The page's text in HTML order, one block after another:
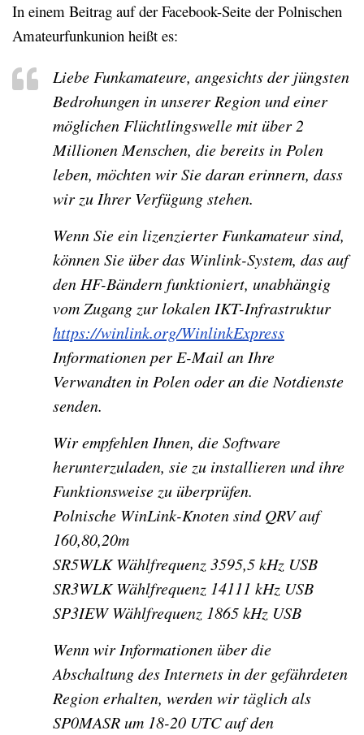
In einem Beitrag auf der Facebook-Seite der Polnischen
Amateurfunkunion heißt es:
Liebe Funkamateure, angesichts der jüngsten
Bedrohungen in unserer Region und einer
möglichen Flüchtlingswelle mit über 2
Millionen Menschen, die bereits in Polen
leben, möchten wir Sie daran erinnern, dass
wir zu Ihrer Verfügung stehen.
Wenn Sie ein lizenzierter Funkamateur sind,
können Sie über das Winlink-System, das auf
den HF-Bändern funktioniert, unabhängig
vom Zugang zur lokalen IKT-Infrastruktur
https://winlink.org/WinlinkExpress
Informationen per E-Mail an Ihre
Verwandten in Polen oder an die Notdienste
senden.
Wir empfehlen Ihnen, die Software
herunterzuladen, sie zu installieren und ihre
Funktionsweise zu überprüfen.
Polnische WinLink-Knoten sind QRV auf
160,80,20m
SR5WLK Wählfrequenz 3595,5 kHz USB
SR3WLK Wählfrequenz 14111 kHz USB
SP3IEW Wählfrequenz 1865 kHz USB
Wenn wir Informationen über die
Abschaltung des Internets in der gefährdeten
Region erhalten, werden wir täglich als
SP0MASR um 18-20 UTC auf den